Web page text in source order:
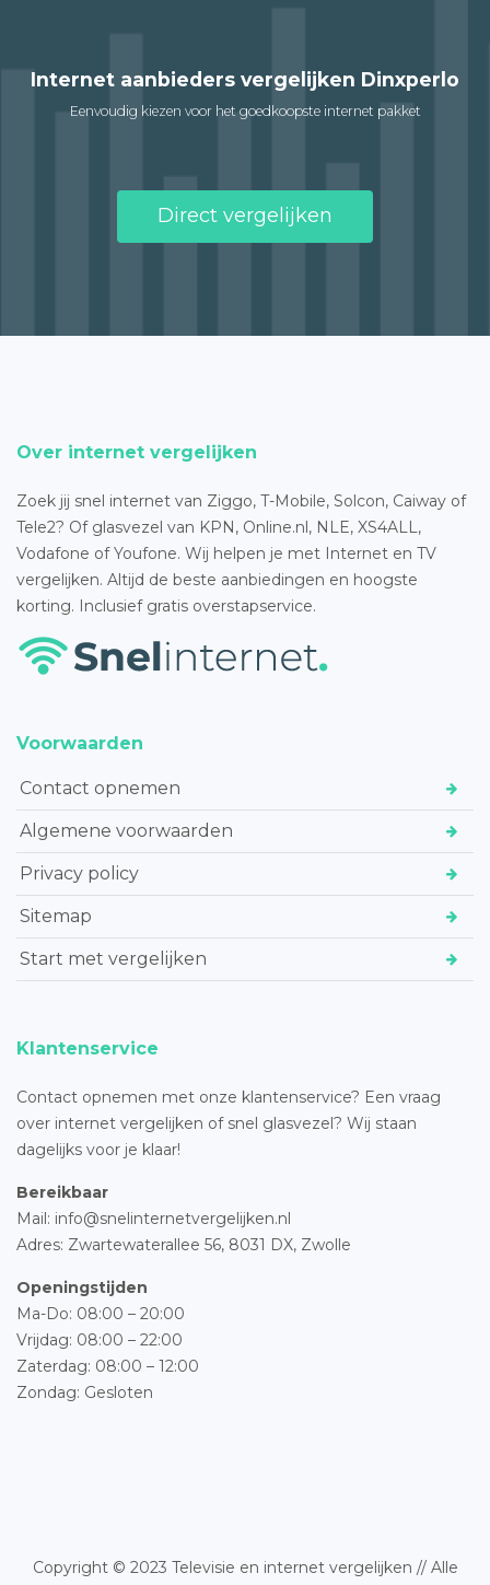
Internet aanbieders vergelijken Dinxperlo
Eenvoudig kiezen voor het goedkoopste internet pakket
Direct vergelijken
Over internet vergelijken
Zoek jij snel internet van Ziggo, T-Mobile, Solcon, Caiway of
Tele2? Of glasvezel van KPN, Online.nl, NLE, XS4ALL,
Vodafone of Youfone. Wij helpen je met Internet en TV
vergelijken. Altijd de beste aanbiedingen en hoogste
korting. Inclusief gratis overstapservice.
Voorwaarden
Contact opnemen
Algemene voorwaarden
Privacy policy
Sitemap
Start met vergelijken
Klantenservice
Contact opnemen met onze klantenservice? Een vraag
over internet vergelijken of snel glasvezel? Wij staan
dagelijks voor je klaar!
Bereikbaar
Mail: info@snelinternetvergelijken.nl
Adres: Zwartewaterallee 56, 8031 DX, Zwolle
Openingstijden
Ma-Do: 08:00 – 20:00
Vrijdag: 08:00 – 22:00
Zaterdag: 08:00 – 12:00
Zondag: Gesloten
Copyright © 2023 Televisie en internet vergelijken // Alle